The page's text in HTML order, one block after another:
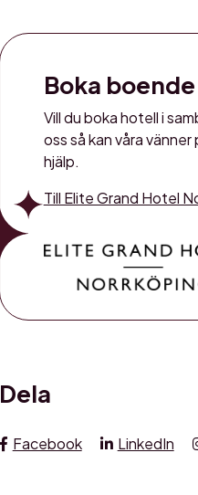
Boka boende
Vill du boka hotell i
oss så kan våra
hjälp.
Till Elite Grand Hotel
Dela
Facebook LinkedIn